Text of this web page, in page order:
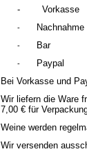
-
Vorkasse
-
- Bar
-
Paypal
Bei Vorkasse und
Wir liefern die Ware
7,00 € für
Weine werden
Wir versenden